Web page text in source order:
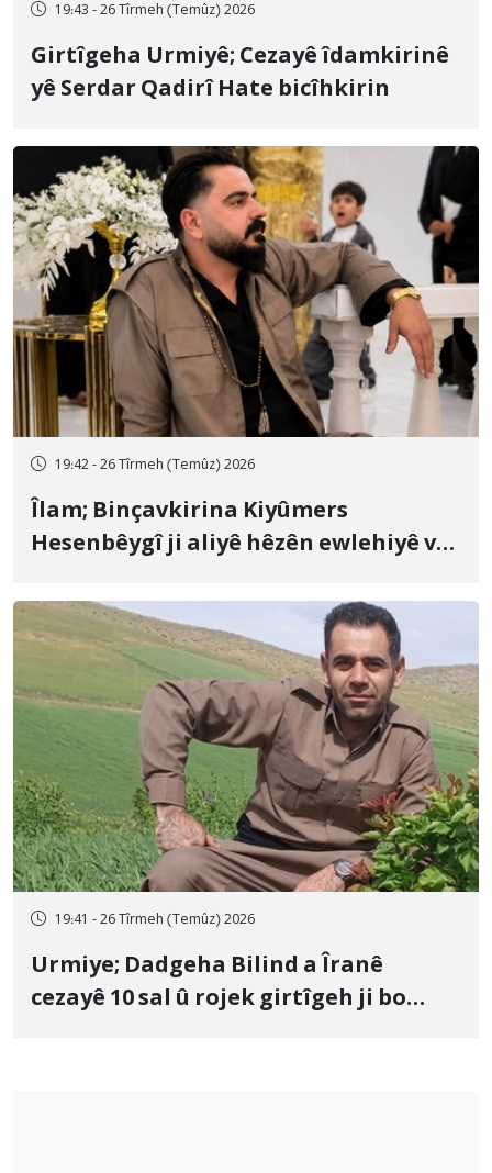
19:43 - 26 Tîrmeh (Temûz) 2026
Girtîgeha Urmiyê; Cezayê îdamkirinê
yê Serdar Qadirî Hate bicîhkirin
19:42 - 26 Tîrmeh (Temûz) 2026
Îlam; Binçavkirina Kiyûmers
Hesenbêygî ji aliyê hêzên ewlehiyê ve
19:41 - 26 Tîrmeh (Temûz) 2026
Urmiye; Dadgeha Bilind a Îranê
cezayê 10 sal û rojek girtîgeh ji bo